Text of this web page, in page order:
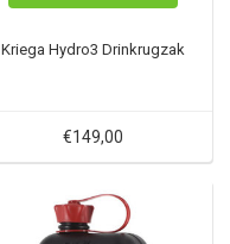
Kriega Hydro3 Drinkrugzak
€149,00